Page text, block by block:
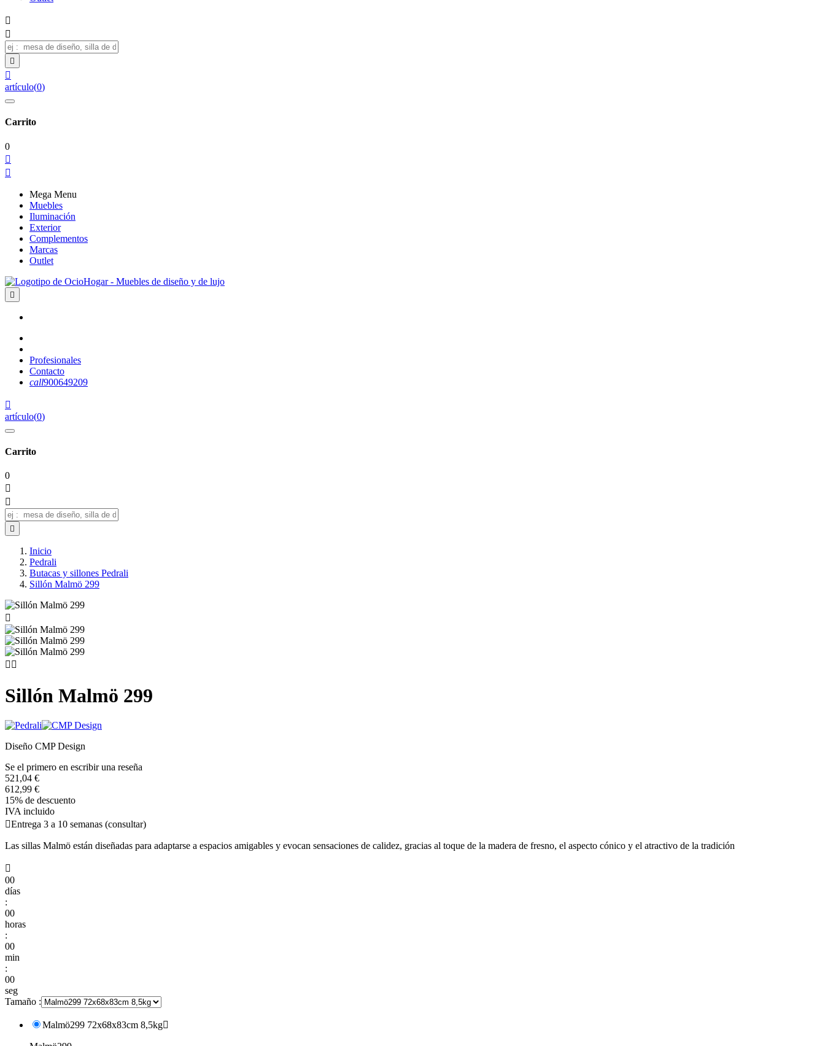




artículo(0)
Carrito
0


Mega Menu
Muebles
Iluminación
Exterior
Complementos
Marcas
Outlet

Profesionales
Contacto
call900649209

artículo(0)
Carrito
0



Inicio
Pedrali
Butacas y sillones Pedrali
Sillón Malmö 299

 
Sillón Malmö 299
Diseño CMP Design
Se el primero en escribir una reseña
521,04 €
612,99 €
15% de descuento
IVA incluido
Entrega 3 a 10 semanas (consultar)
Las sillas Malmö están diseñadas para adaptarse a espacios amigables y evocan sensaciones de calidez, gracias al toque de la madera de fresno, el aspecto cónico y el atractivo de la tradición

00
días
:
00
horas
:
00
min
:
00
seg
Tamaño :
Malmö299 72x68x83cm 8,5kg